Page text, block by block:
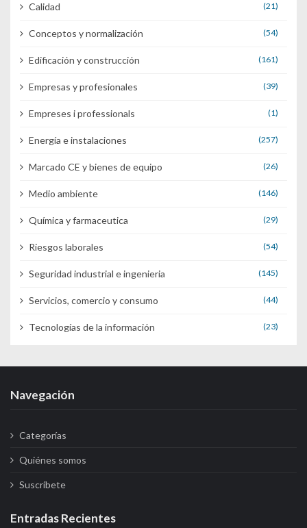
Calidad (21)
Conceptos y normalización (54)
Edificación y construcción (161)
Empresas y profesionales (39)
Empreses i professionals (1)
Energía e instalaciones (257)
Marcado CE y bienes de equipo (26)
Medio ambiente (146)
Química y farmaceutica (29)
Riesgos laborales (54)
Seguridad industrial e ingenieria (145)
Servicios, comercio y consumo (44)
Tecnologías de la información (23)
Navegación
Categorías
Quiénes somos
Suscríbete
Entradas Recientes